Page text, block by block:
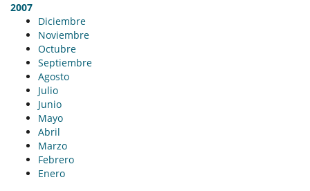
2007
Diciembre
Noviembre
Octubre
Septiembre
Agosto
Julio
Junio
Mayo
Abril
Marzo
Febrero
Enero